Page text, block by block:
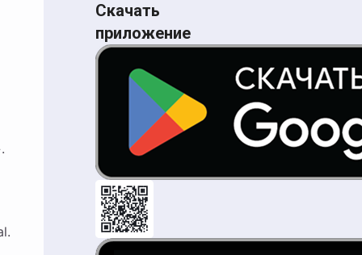
Скачать
приложение